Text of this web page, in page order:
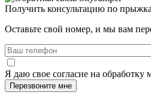
Получить консультацию по
Оставьте свой номер, и мы вам
Я даю свое согласие на обработку